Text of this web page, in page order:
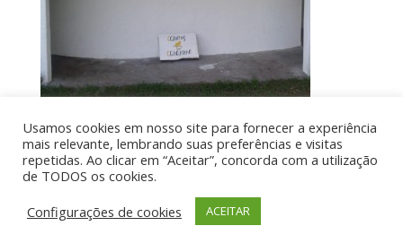
Por aí de Barraca - direitos reservados - Desenvolvido
Usamos cookies em nosso site para fornecer a experiência
mais relevante, lembrando suas preferências e visitas
repetidas. Ao clicar em “Aceitar”, concorda com a utilização
de TODOS os cookies.
Configurações de cookies
ACEITAR